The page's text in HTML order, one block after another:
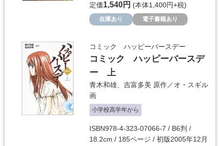
定価1,540円 (本体1,400円+税)
在庫あり 電子書籍あり
コミック ハッピーバースデー
コミック ハッピーバースデ
ー 上
青木和雄 吉富多美 原作／オ・スギル
画
小学校高学年から
ISBN978-4-323-07066-7 / B6判 /
18.2cm / 185ページ / 初版2005年12月